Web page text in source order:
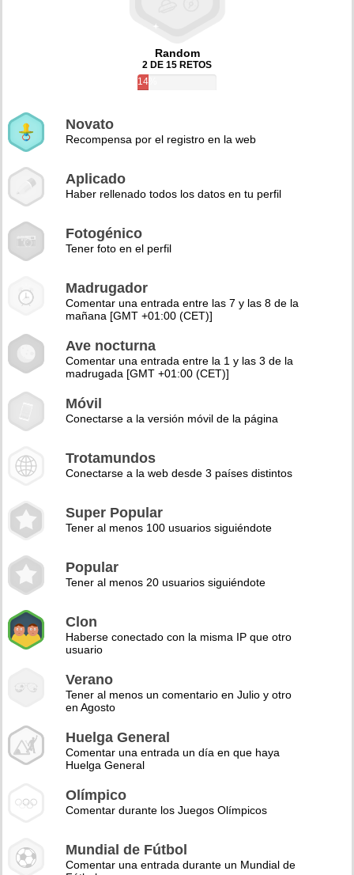
Random
2 DE 15 RETOS
14%
Novato
Recompensa por el registro en la web
Aplicado
Haber rellenado todos los datos en tu perfil
Fotogénico
Tener foto en el perfil
Madrugador
Comentar una entrada entre las 7 y las 8 de la
mañana [GMT +01:00 (CET)]
Ave nocturna
Comentar una entrada entre la 1 y las 3 de la
madrugada [GMT +01:00 (CET)]
Móvil
Conectarse a la versión móvil de la página
Trotamundos
Conectarse a la web desde 3 países distintos
Super Popular
Tener al menos 100 usuarios siguiéndote
Popular
Tener al menos 20 usuarios siguiéndote
Clon
Haberse conectado con la misma IP que otro
usuario
Verano
Tener al menos un comentario en Julio y otro
en Agosto
Huelga General
Comentar una entrada un día en que haya
Huelga General
Olímpico
Comentar durante los Juegos Olímpicos
Mundial de Fútbol
Comentar una entrada durante un Mundial de